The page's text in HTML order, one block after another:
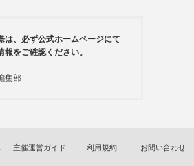
は、必ず公式ホームページにて
報をご確認ください。
集部
主催運営ガイド 利用規約 お問い合わせ